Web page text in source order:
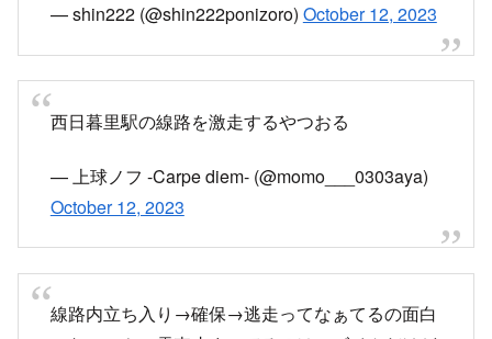
— shin222 (@shin222ponizoro) October 12, 2023
西日暮里駅の線路を激走するやつおる
— 上球ノフ -Carpe diem- (@momo___0303aya)
October 12, 2023
線路内立ち入り→確保→逃走ってなぁてるの面白